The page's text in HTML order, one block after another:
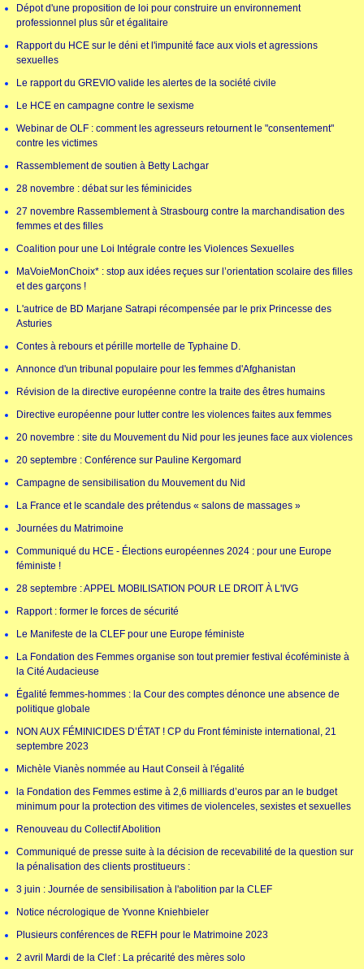
Dépot d'une proposition de loi pour construire un environnement
professionnel plus sûr et égalitaire
Rapport du HCE sur le déni et l'impunité face aux viols et agressions
sexuelles
Le rapport du GREVIO valide les alertes de la société civile
Le HCE en campagne contre le sexisme
Webinar de OLF : comment les agresseurs retournent le "consentement"
contre les victimes
Rassemblement de soutien à Betty Lachgar
28 novembre : débat sur les féminicides
27 novembre Rassemblement à Strasbourg contre la marchandisation des
femmes et des filles
Coalition pour une Loi Intégrale contre les Violences Sexuelles
MaVoieMonChoix* : stop aux idées reçues sur l’orientation scolaire des filles
et des garçons !
L'autrice de BD Marjane Satrapi récompensée par le prix Princesse des
Asturies
Contes à rebours et pérille mortelle de Typhaine D.
Annonce d'un tribunal populaire pour les femmes d'Afghanistan
Révision de la directive européenne contre la traite des êtres humains
Directive européenne pour lutter contre les violences faites aux femmes
20 novembre : site du Mouvement du Nid pour les jeunes face aux violences
20 septembre : Conférence sur Pauline Kergomard
Campagne de sensibilisation du Mouvement du Nid
La France et le scandale des prétendus « salons de massages »
Journées du Matrimoine
Communiqué du HCE - Élections européennes 2024 : pour une Europe
féministe !
28 septembre : APPEL MOBILISATION POUR LE DROIT À L'IVG
Rapport : former le forces de sécurité
Le Manifeste de la CLEF pour une Europe féministe
La Fondation des Femmes organise son tout premier festival écoféministe à
la Cité Audacieuse
Égalité femmes-hommes : la Cour des comptes dénonce une absence de
politique globale
NON AUX FÉMINICIDES D’ÉTAT ! CP du Front féministe international, 21
septembre 2023
Michèle Vianès nommée au Haut Conseil à l'égalité
la Fondation des Femmes estime à 2,6 milliards d’euros par an le budget
minimum pour la protection des vitimes de violenceles, sexistes et sexuelles
Renouveau du Collectif Abolition
Communiqué de presse suite à la décision de recevabilité de la question sur
la pénalisation des clients prostitueurs :
3 juin : Journée de sensibilisation à l'abolition par la CLEF
Notice nécrologique de Yvonne Kniehbieler
Plusieurs conférences de REFH pour le Matrimoine 2023
2 avril Mardi de la Clef : La précarité des mères solo